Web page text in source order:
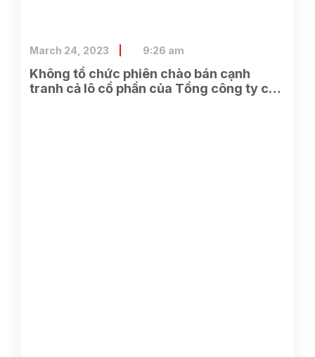
Không tổ chức phiên chào bán cạnh
tranh cả lô cổ phần của Tổng công ty cổ
March 24, 2023 9:26 am